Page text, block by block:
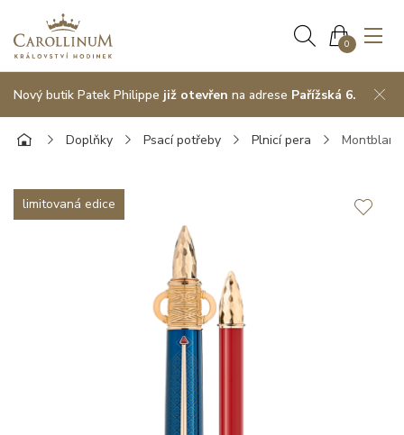
0
Nový butik Patek Philippe již otevřen na adrese Pařížská 6.
Doplňky Psací potřeby Plnicí pera
limitovaná edice